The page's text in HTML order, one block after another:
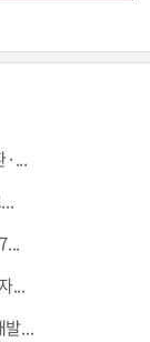
·...
...
발...